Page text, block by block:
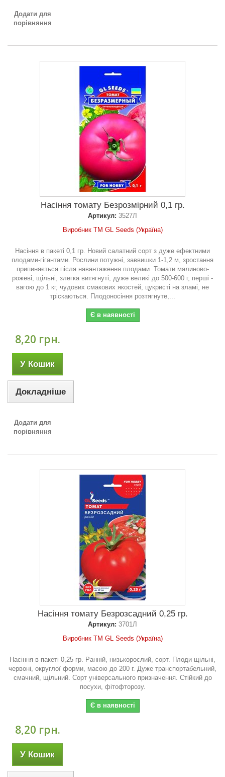
Додати для
порівняння
Насіння томату Безрозмiрний 0,1 гр.
Артикул: 3527Л
Виробник ТМ GL Seeds (Україна)
Насіння в пакеті 0,1 гр. Новий салатний сорт з дуже ефектними
плодами-гігантами. Рослини потужні, заввишки 1-1,2 м, зростання
припиняється після навантаження плодами. Томати малиново-
рожеві, щільні, злегка витягнуті, дуже великі до 500-600 г, перші -
вагою до 1 кг, чудових смакових якостей, цукристі на зламі, не
тріскаються. Плодоносіння розтягнуте,...
Є в наявності
8,20 грн.
У Кошик
Докладніше
Додати для
порівняння
Насіння томату Безрозсадний 0,25 гр.
Артикул: 3701Л
Виробник ТМ GL Seeds (Україна)
Насіння в пакеті 0,25 гр. Ранній, низькорослий, сорт. Плоди щільні,
червоні, округлої форми, масою до 200 г. Дуже транспортабельний,
смачний, щільний. Сорт універсального призначення. Стійкий до
посухи, фітофторозу.
Є в наявності
8,20 грн.
У Кошик